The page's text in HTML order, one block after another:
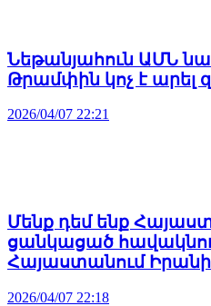
Նեթանյահուն ԱՄՆ
Թրամփին կոչ է արել
2026/04/07 22:21
Մենք դեմ ենք
ցանկացած
Հայաստանում
2026/04/07 22:18